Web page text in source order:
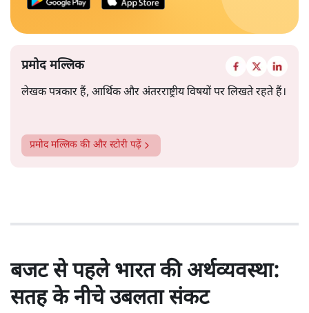
प्रमोद मल्लिक
लेखक पत्रकार हैं, आर्थिक और अंतरराष्ट्रीय विषयों पर लिखते रहते हैं।
प्रमोद मल्लिक की और स्टोरी पढ़ें
बजट से पहले भारत की अर्थव्यवस्था:
सतह के नीचे उबलता संकट